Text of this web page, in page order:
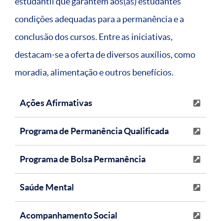
condições adequadas para a permanência e a
conclusão dos cursos. Entre as iniciativas,
destacam-se a oferta de diversos auxílios, como
moradia, alimentação e outros benefícios.
Ações Afirmativas
Programa de Permanência Qualificada
Programa de Bolsa Permanência
Saúde Mental
Acompanhamento Social